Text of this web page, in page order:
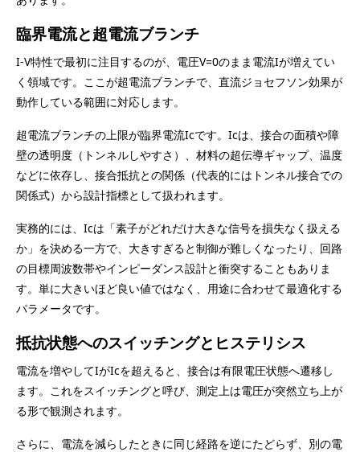
臨界電流と超電流ブランチ
I-V特性で最初に注目するのが、電圧V=0のまま電流Iが増えてい
く領域です。ここが超電流ブランチで、直流ジョセフソン効果が
動作している範囲に対応します。
超電流ブランチの上限が臨界電流Icです。Icは、接合の面積や障
壁の透明度（トンネルしやすさ）、材料の超伝導ギャップ、温度
などに依存し、接合抵抗との関係（代表的にはトンネル接合での
関係式）から設計指標として扱われます。
実務的には、Icは「素子がどれだけ大きな信号を損失なく扱える
か」を決める一方で、大きすぎると制御が難しくなったり、回路
の目標周波数帯やインピーダンス設計と衝突することもありま
す。単に大きいほど良い値ではなく、用途に合わせて最適化する
パラメータです。
抵抗状態へのスイッチングとヒステリシス
電流を増やしてIがIcを超えると、接合は有限電圧状態へ遷移し
ます。これをスイッチングと呼び、測定上は電圧が突然立ち上が
る形で観測されます。
さらに、電流を減らしたときに同じ経路を逆にたどらず、別の電